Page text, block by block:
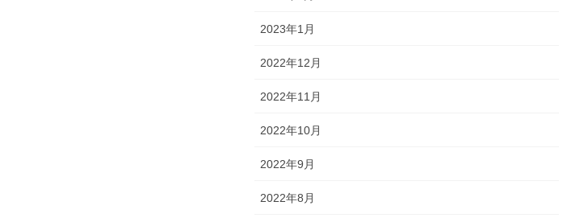
2023年1月
2022年12月
2022年11月
2022年10月
2022年9月
2022年8月